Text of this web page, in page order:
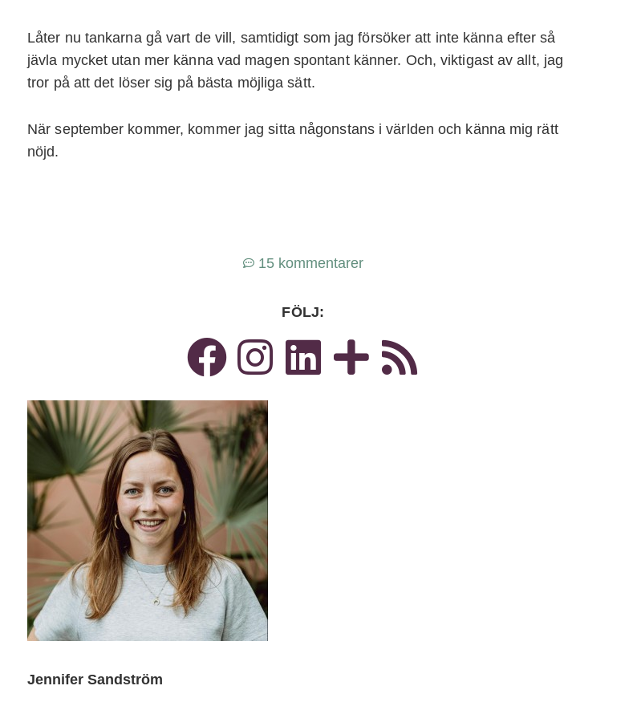
Låter nu tankarna gå vart de vill, samtidigt som jag försöker att inte känna efter så
jävla mycket utan mer känna vad magen spontant känner. Och, viktigast av allt, jag
tror på att det löser sig på bästa möjliga sätt.
När september kommer, kommer jag sitta någonstans i världen och känna mig rätt
nöjd.
15 kommentarer
FÖLJ:
Jennifer Sandström